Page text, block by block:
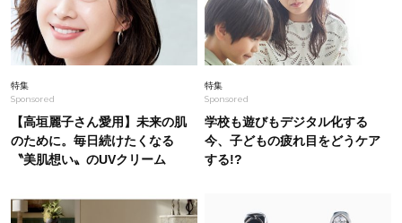
26年夏の【開運アクション】は”ひと拭き”習
慣！「金運アップ→トイレ、じゃあ底上げ運
は？」
2026.8.5
梅宮アンナさん、父・辰夫さんの相続で学んだこ
と「親のお金の話は”介護どうする？”から始める
んです」父・辰夫さんの相続で学んだこと
コーデで悩まない！暑い夏、40代は“黒”で即き
ちんと＆おしゃれに！【アイテム4選】
特集
Sponsored
【高垣麗子さん愛用】未来の肌
のために。毎日続けたくなる
〝美肌想い〟のUVクリーム
特集
Sponsored
学校も遊びもデジタル化する
今、子どもの疲れ目をどうケア
する!?